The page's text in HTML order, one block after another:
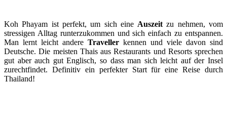
Koh Phayam ist perfekt, um sich eine Auszeitzu nehmen, vom
stressigen Alltag runterzukommen und sich einfach zu entspannen.
Man lernt leicht andere Traveller kennen und viele davon sind
Deutsche. Die meisten Thais aus Restaurants und Resorts sprechen
gut aber auch gut Englisch, so dass man sich leicht auf der Insel
zurechtfindet. Definitiv ein perfekter Start für eine Reise durch
Thailand!